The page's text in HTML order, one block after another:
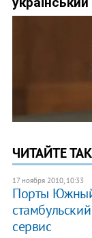
ЧИТАЙТЕ
17 ноября 2010, 10:33
Порты
сервис